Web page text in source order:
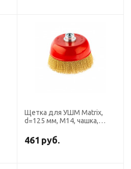
Щетка для УШМ Matrix,
d=125 мм, М14, чашка,
проволока
461 руб.